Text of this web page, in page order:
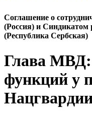
Cоглашение о
(Россия) и Синдикатом
(Республика Сербская)
Глава МВД:
функций у